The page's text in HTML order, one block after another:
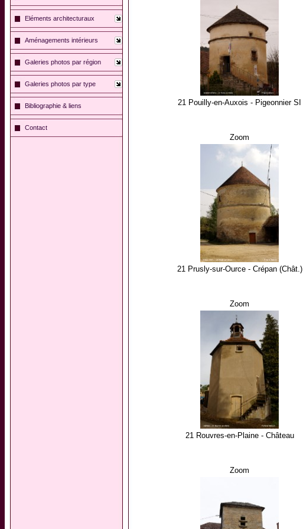
Eléments architecturaux
Aménagements intérieurs
Galeries photos par région
Galeries photos par type
Bibliographie & liens
Contact
21 Pouilly-en-Auxois - Pigeonnier SI
Zoom
21 Prusly-sur-Ource - Crépan (Chât.)
Zoom
21 Rouvres-en-Plaine - Château
Zoom